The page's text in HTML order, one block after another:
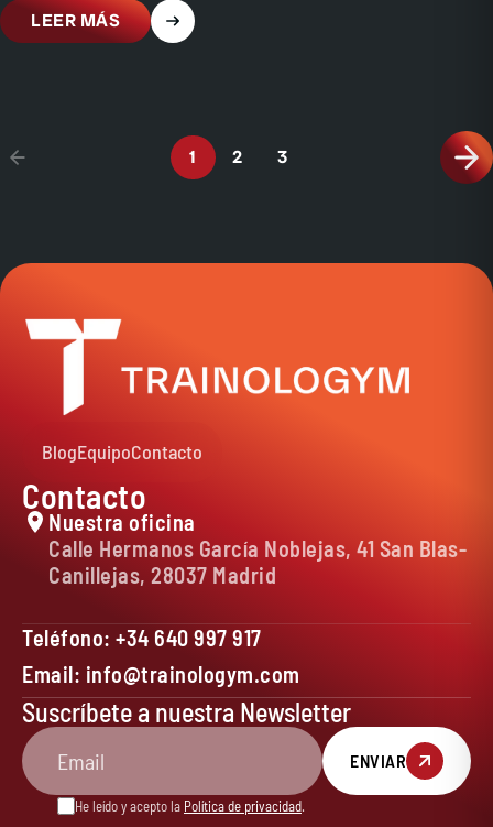
LEER MÁS
1 2 3
Contacto
Nuestra oficina
Calle Hermanos García Noblejas, 41 San Blas-
Canillejas, 28037 Madrid
Teléfono: +34 640 997 917
Email: info@trainologym.com
BlogEquipoContacto
Suscríbete a nuestra Newsletter
ENVIAR
He leído y acepto la Política de privacidad.